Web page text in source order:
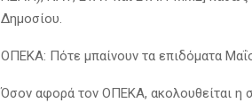
Δημοσίου.
ΟΠΕΚΑ: Πότε μπαίνουν τα επιδόματα
Όσον αφορά τον ΟΠΕΚΑ, ακολουθείται η